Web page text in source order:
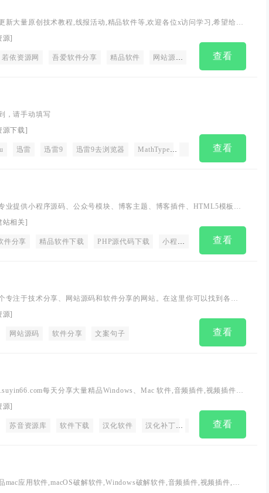
新大量原创技术教程,线报活动,精品软件等,欢迎各位x访问学习,希望给x
色温馨快乐的学习家园。
源]
若依资源网 吾爱软件分享 精品软件 网站源码 资源网查看
大海
，请手动填写
源下载]
迅雷 迅雷9 迅雷9去浏览器 MathType 软件分享平台
查看
软件分享。
业提供小程序源码、公众号模块、博客主题、博客插件、HTML5模板、
高端模板、手机网站、响应式网站、jquery特效、WordPress教程、微信
材分享资源社区，致力于打造成为小程序、公众号、博客、分享、交
。
站相关]
件分享 精品软件下载 PHP源代码下载 小程序源码下载 小程序便捷
查看
专注于技术分享、网站源码和软件分享的网站。在这里你可以找到各种
优质的网站源码和实用的软件资源。
源]
网站源码 软件分享 文案句子 查看
每天分享大量精品Windows、Mac 软件,音频插件,视频插件,
拯救你的不开心
源]
苏音资源库 软件下载 汉化软件 汉化补丁 激活码
查看
mac应用软件,macOS破解软件,Windows破解软件,音频插件,视频插件,图